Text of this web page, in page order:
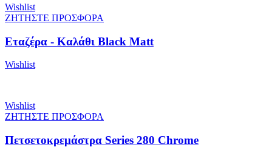
Wishlist
ΖΗΤΗΣΤΕ ΠΡΟΣΦΟΡΑ
Εταζέρα - Καλάθι Black Matt
Wishlist
Wishlist
ΖΗΤΗΣΤΕ ΠΡΟΣΦΟΡΑ
Πετσετοκρεμάστρα Series 280 Chrome